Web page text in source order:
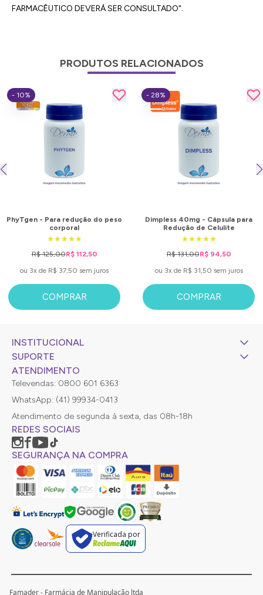
FARMACÊUTICO DEVERÁ SER CONSULTADO".
PRODUTOS RELACIONADOS
PhyTgen - Para redução do peso
corporal
R$ 125,00R$ 112,50
ou 3x de R$ 37,50 sem juros
- 10%
COMPRAR
Dimpless 40mg - Cápsula para
Redução de Celulite
R$ 131,00R$ 94,50
ou 3x de R$ 31,50 sem juros
- 28%
COMPRAR
INSTITUCIONAL
SUPORTE
ATENDIMENTO
Televendas: 0800 601 6363
WhatsApp: (41) 99934-0413
Atendimento de segunda à sexta, das 08h-18h
REDES SOCIAIS
SEGURANÇA NA COMPRA
Verificada por
Famader - Farmácia de Manipulação ltda